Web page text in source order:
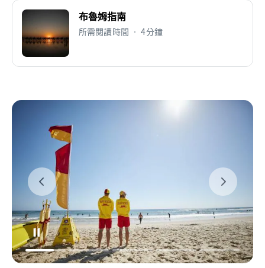
布魯姆指南
所需閱讀時間 • 4分鐘